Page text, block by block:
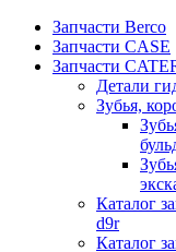
Запчасти Berco
Запчасти CASE
Запчасти
Детали
Зубья,
Каталог
d9r
Каталог